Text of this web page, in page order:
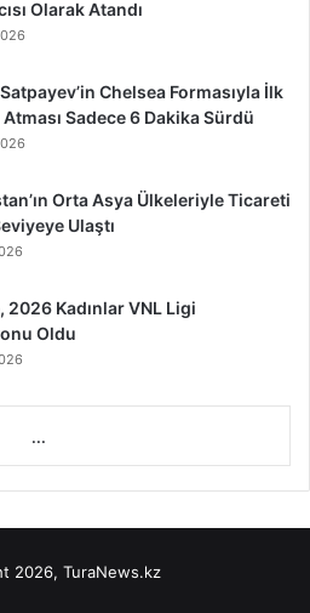
Olarak Atandı
Chelsea Formasıyla İlk
Sadece 6 Dakika Sürdü
Orta Asya Ülkeleriyle Ticareti
Ulaştı
2026 Kadınlar VNL Ligi
Oldu
...
2026, TuraNews.kz